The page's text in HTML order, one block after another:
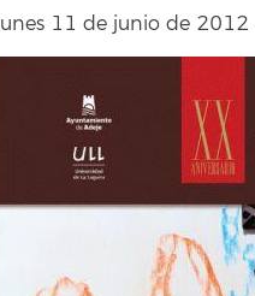
lunes 11 de junio de 2012